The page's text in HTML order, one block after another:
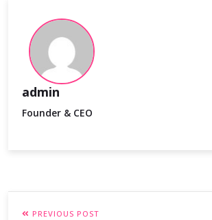
admin
Founder & CEO
PREVIOUS POST